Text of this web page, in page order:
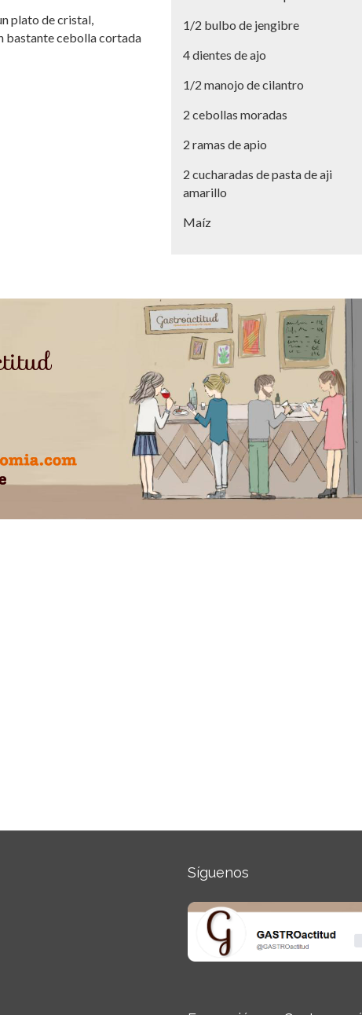
1/2 bulbo de jengibre
4 dientes de ajo
1/2 manojo de cilantro
2 cebollas moradas
2 ramas de apio
2 cucharadas de pasta de aji
amarillo
Maíz
plato de cristal,
bastante cebolla cortada
Síguenos